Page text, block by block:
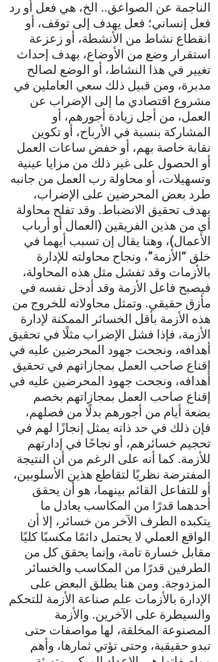
الناجمة عن الصواعق.. الخ، هي فعل أو رد
فعل إنساني؛ فعل يهدف إلى توقف، أو
انقطاع نشاط من الأنشطة، أو زعزعة
استقرار وضع من الأوضاع، بهدف إحداث
تغيير في هذا النشاط، أو الوضع لصالح
مدبرة، ومن قبيل ذلك سعي العاملين في
مشروع اقتصادي ما إلى الإضراب عن
العمل، من أجل زيادة أجورهم، أو
المشاركة بنسبة في الأرباح، أو تكوين
نقابة خاصة بهم، أو خفض ساعات العمل
أو الحصول على غير ذلك من مزايا عينية
وتسهيلات، أو محاولة رب العمل من جانبه
طرد بعض المحرضين على الإضراب،
بهدف تحقيق الانضباط. وقد تفلح محاولة
أي من هذين الفريقين (العمال أو أرباب
الأعمال)، وهنا يقال إن تسبب أيهما في
خلق “الأزمة”، ونجاح محاولته للإدارة
بالأزمات وقد تفشل مثل هذه المحاولة،
فيصبح فاعل الأزمة وقد أدخل نفسه في
مأزق حقيقي. وتمثل محاولاته للخروج من
هذه الأزمة بأقل الخسائر الممكنة لإدارة
الأزمة، فإذا فشل الإضراب مثلًا في تحقيق
أهدافه، ونجحت جهود المحرضين عليه في
إقناع صاحب العمل بمجازاتهم في تحقيق
أهدافه، ونجحت جهود المحرضين عليه في
إقناع صاحب العمل بمجازاتهم بخصم
بضعة أيام من أجورهم بدلًا من فصلهم،
فإن ذلك في حد ذاته يمثل إنجازًا لهم في
تحجيم خسائرهم، أو نجاحًا في إدارتهم
للأزمة. كما أنه على الرغم من أن النتيجة
المفترضة نظريًا لتقاطع هذين الأسلوبين،
أو للتفاعل القائم بينهما، هو أن يحقق
أحدهما قدرًا من المكاسب يعادل ما
يتكبده الطرف الآخر من خسائر، إلا أن
الواقع العملي لا يحتمل دائمًا مكسبًا كليًا
مقابل خسارة تامة، وإنما يحقق كل من
الطرفين قدرًا من المكاسب والخسائر
المزدوجة. ومن هنا يطلق البعض على
الإدارة بالأزمات علم صناعة الأزمة للتحكم
والسيطرة على الآخرين. والأزمة
المصنوعة المخلقة، لها مواصفات حتى
تبدو حقيقية، وحتى تؤتي ثمارها، وأهم